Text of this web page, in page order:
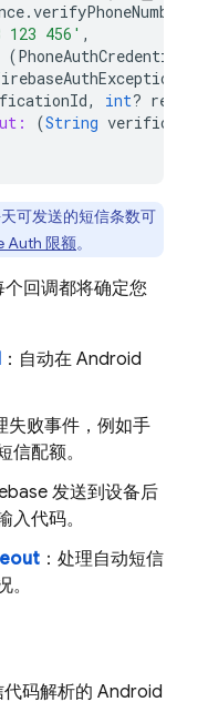
.verifyPhoneNumber
123 456' ,
(PhoneAuthCredential
, int?
(String
可发送的短信条数可
Auth 限额。
回调都将确定您
：自动在 Android
失败事件，例如手
配额。
发送到设备后
代码。
：处理自动短信
码解析的 Android